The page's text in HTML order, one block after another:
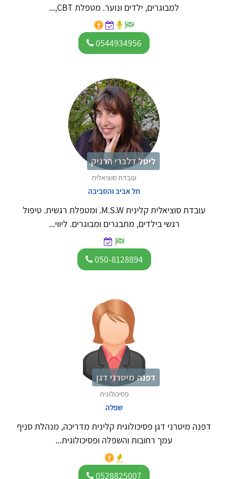
למבוגרים, ילדים ונוער. מטפלת CBT,...
0544934956
ליטל דלברי הרניק
עובדת סוציאלית
תל אביב והסביבה
עובדת סוציאלית קלינית M.S.W. ומטפלת רגשית. טיפול
רגשי בילדים, מתבגרים ומבוגרים. ליווי...
050-8128894
דפנה מיטרני דגן
פסיכולוגית
שפלה
דפנה מיטרני דגן פסיכולוגית קלינית מדריכה, מנהלת סניף
עמך רחובות והשפלה ופסיכולוגית...
0528825007